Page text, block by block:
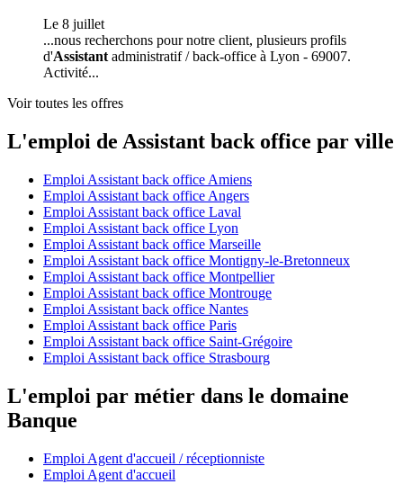
Le 8 juillet
...nous recherchons pour notre client, plusieurs profils
d'Assistant administratif / back-office à Lyon - 69007.
Activité...
Voir toutes les offres
L'emploi de Assistant back office par ville
Emploi Assistant back office Amiens
Emploi Assistant back office Angers
Emploi Assistant back office Laval
Emploi Assistant back office Lyon
Emploi Assistant back office Marseille
Emploi Assistant back office Montigny-le-Bretonneux
Emploi Assistant back office Montpellier
Emploi Assistant back office Montrouge
Emploi Assistant back office Nantes
Emploi Assistant back office Paris
Emploi Assistant back office Saint-Grégoire
Emploi Assistant back office Strasbourg
L'emploi par métier dans le domaine
Banque
Emploi Agent d'accueil / réceptionniste
Emploi Agent d'accueil